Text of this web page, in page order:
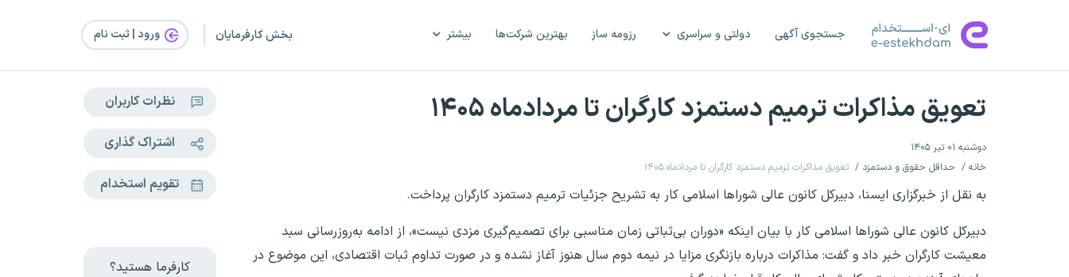
جستجوی آگهی دولتی و سراسری رزومه ساز بهترین شرکت‌ها بیشتر بخش کارفرمایان ورود | ثبت‌ نام
تعویق مذاکرات ترمیم دستمزد کارگران تا مردادماه ۱۴۰۵
دوشنبه ۰۱ تیر ۱۴۰۵
خانه
حداقل حقوق و دستمزد تعویق مذاکرات ترمیم دستمزد کارگران تا مردادماه ۱۴۰۵
به نقل از خبرگزاری ایسنا، دبیرکل کانون عالی شوراها اسلامی کار به تشریح جزئیات ترمیم دستمزد کارگران پرداخت.
دبیرکل کانون عالی شوراها اسلامی کار با بیان اینکه «دوران بی‌ثباتی زمان مناسبی برای تصمیم‌گیری مزدی نیست»، از ادامه به‌روزرسانی سبد
معیشت کارگران خبر داد و گفت: مذاکرات درباره بازنگری مزایا در نیمه دوم سال هنوز آغاز نشده و در صورت تداوم ثبات اقتصادی، این موضوع در
نظرات کاربران
اشتراک گذاری
تقویم استخدام
کارفرما هستید؟